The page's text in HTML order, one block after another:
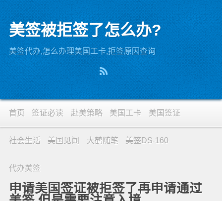
美签被拒签了怎么办?
美签代办,怎么办理美国工卡,拒签原因查询
首页 签证必读 赴美策略 美国工卡 美国签证
社会生活 美国见闻 大鹤随笔 美签DS-160
代办美签
申请美国签证被拒签了再申请通过